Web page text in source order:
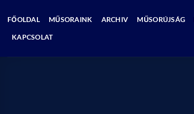
FŐOLDAL MŰSORAINK ARCHIV MŰSORÚJSÁG
KAPCSOLAT